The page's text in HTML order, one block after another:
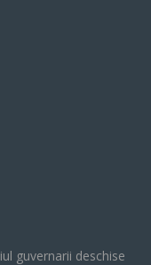
guvernarii deschise